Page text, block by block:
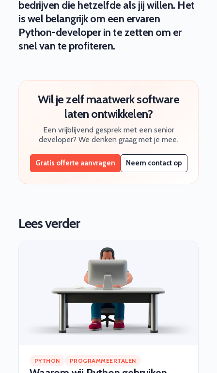
bedrijven die hetzelfde als jij willen. Het
is wel belangrijk om een ervaren
Python-developer in te zetten om er
snel van te profiteren.
Wil je zelf maatwerk software
laten ontwikkelen?
Een vrijblijvend gesprek met een senior
developer? We denken graag met je mee.
Gratis offerte aanvragen Neem contact op
Lees verder
PYTHON PROGRAMMEERTALEN